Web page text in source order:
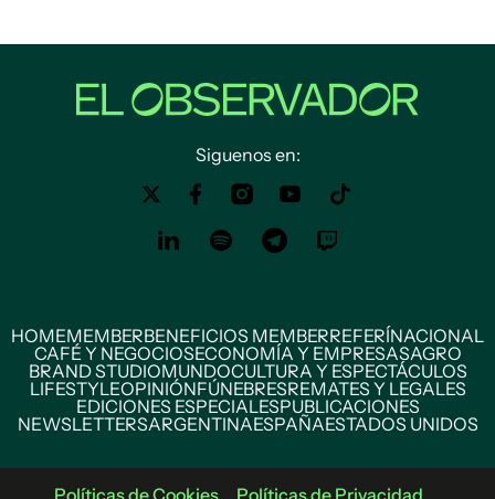
Siguenos en:
HOMEMEMBERBENEFICIOS MEMBERREFERÍNACIONAL
CAFÉ Y NEGOCIOSECONOMÍA Y EMPRESASAGRO
BRAND STUDIOMUNDOCULTURA Y ESPECTÁCULOS
LIFESTYLEOPINIÓNFÚNEBRESREMATES Y LEGALES
EDICIONES ESPECIALESPUBLICACIONES
NEWSLETTERSARGENTINAESPAÑAESTADOS UNIDOS